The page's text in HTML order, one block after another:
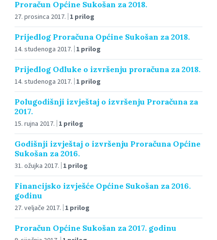
Proračun Općine Sukošan za 2018.
27. prosinca 2017. 1 prilog
Prijedlog Proračuna Općine Sukošan za 2018.
14. studenoga 2017. 1 prilog
Prijedlog Odluke o izvršenju proračuna za 2018.
14. studenoga 2017. 1 prilog
Polugodišnji izvještaj o izvršenju Proračuna za
2017.
15. rujna 2017. 1 prilog
Godišnji izvještaj o izvršenju Proračuna Općine
Sukošan za 2016.
31. ožujka 2017. 1 prilog
Financijsko izvješće Općine Sukošan za 2016.
godinu
27. veljače 2017. 1 prilog
Proračun Općine Sukošan za 2017. godinu